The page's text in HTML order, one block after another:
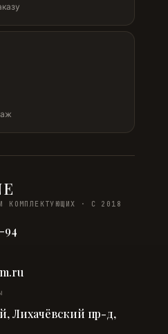
КОМПЛЕКТУЮЩИХ · С 2018
94
Лихачёвский пр-д,